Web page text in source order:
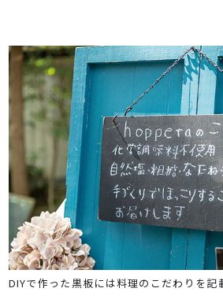
DIYで作った黒板には料理のこだわりを記